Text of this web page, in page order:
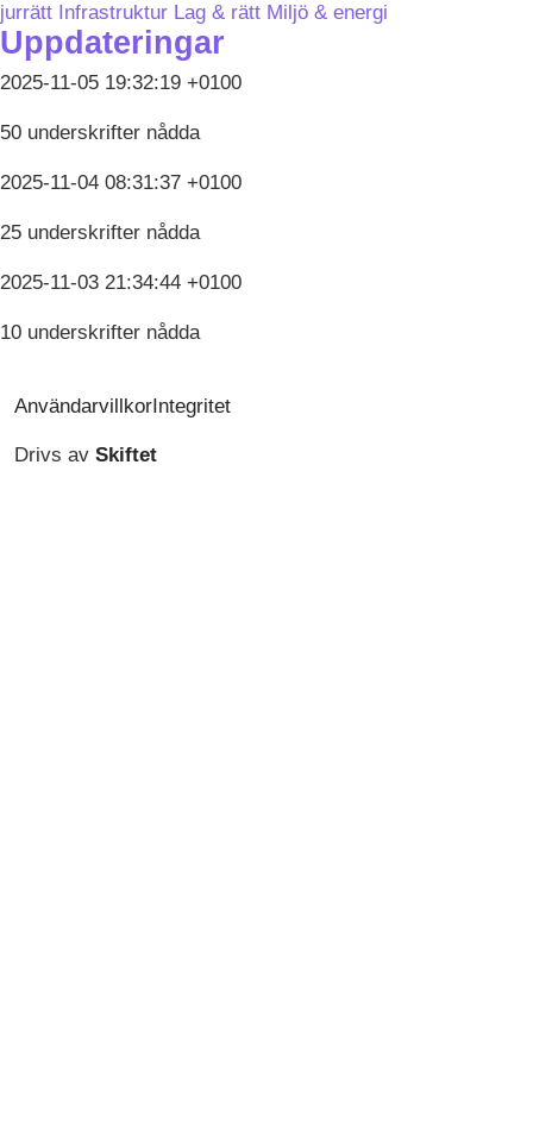
Infrastruktur Lag & rätt Miljö & energi
Uppdateringar
2025-11-05 19:32:19 +0100
50 underskrifter nådda
2025-11-04 08:31:37 +0100
25 underskrifter nådda
2025-11-03 21:34:44 +0100
10 underskrifter nådda
AnvändarvillkorIntegritet
Drivs av Skiftet